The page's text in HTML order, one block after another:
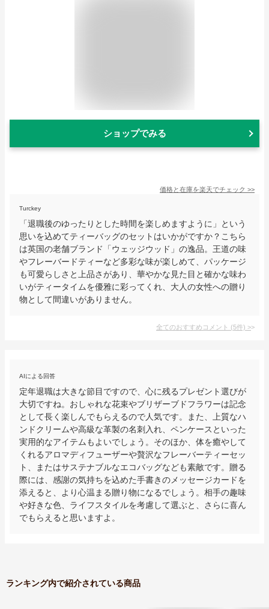
ショップでみる
価格と在庫を楽天でチェック >>
Turckey
「退職後のゆったりとした時間を楽しめますように」という
思いを込めてティーバッグのセットはいかがですか？こちら
は英国の老舗ブランド「ウェッジウッド」の逸品。王道の味
やフレーバードティーなど多彩な味が楽しめて、パッケージ
も可愛らしさと上品さがあり、華やかな見た目と確かな味わ
いがティータイムを優雅に彩ってくれ、大人の女性への贈り
物として間違いがありません。
全てのおすすめコメント (5件) >
AIによる回答
定年退職は大きな節目ですので、心に残るプレゼント選びが
大切ですね。おしゃれな花束やブリザーブドフラワーは記念
として長く楽しんでもらえるので人気です。また、上質なハ
ンドクリームや高級な革製の名刺入れ、ペンケースといった
実用的なアイテムもよいでしょう。そのほか、体を癒やして
くれるアロマディフューザーや贅沢なフレーバーティーセッ
ト、またはサステナブルなエコバッグなども素敵です。贈る
際には、感謝の気持ちを込めた手書きのメッセージカードを
添えると、より心温まる贈り物になるでしょう。相手の趣味
や好きな色、ライフスタイルを考慮して選ぶと、さらに喜ん
でもらえると思いますよ。
ランキング内で紹介されている商品